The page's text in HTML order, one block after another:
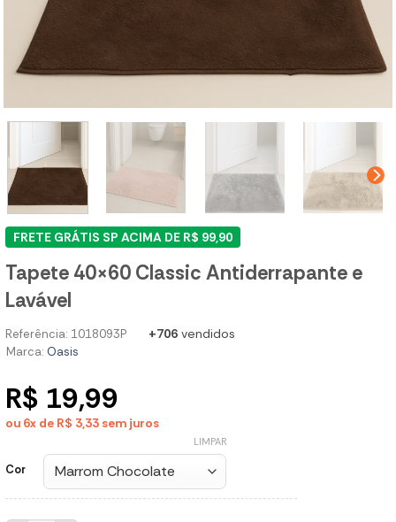
FRETE GRÁTIS SP ACIMA DE R$ 99,90
Tapete 40×60 Classic Antiderrapante e
Lavável
Referência: 1018093P +706 vendidos
Marca: Oasis
R$ 19,99
ou 6x de R$ 3,33 sem juros
Cor
LIMPAR